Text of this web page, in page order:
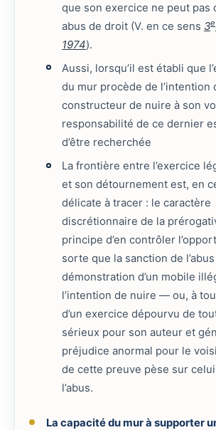
que son exercice ne peut pas
abus de droit (V. en ce sens 3e
1974).
Aussi, lorsqu’il est établi que
du mur procède de l’intention
constructeur de nuire à son
responsabilité de ce dernier
d’être recherchée
La frontière entre l’exercice
et son détournement est, en
délicate à tracer : le caractère
discrétionnaire de la
principe d’en contrôler
sorte que la sanction de
démonstration d’un mobile
l’intention de nuire — ou, à
d’un exercice dépourvu de
sérieux pour son auteur et
préjudice anormal pour le
de cette preuve pèse sur
l’abus.
La capacité du mur à supporter